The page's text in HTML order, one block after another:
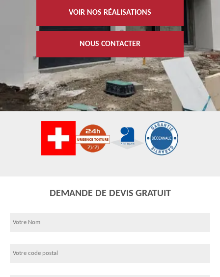
VOIR NOS RÉALISATIONS
NOUS CONTACTER
DEMANDE DE DEVIS GRATUIT